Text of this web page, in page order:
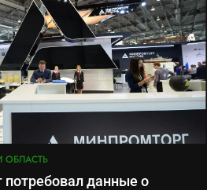
ОБЛАСТЬ
данные о